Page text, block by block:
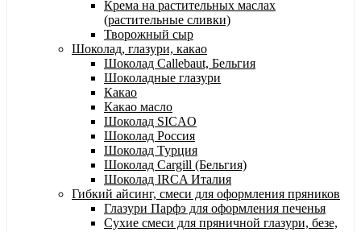
Крема на растительных маслах
(растительные сливки)
Творожный сыр
Шоколад, глазури, какао
Шоколад Callebaut, Бельгия
Шоколадные глазури
Какао
Какао масло
Шоколад SICAO
Шоколад Россия
Шоколад Турция
Шоколад Cargill (Бельгия)
Шоколад IRCA Италия
Гибкий айсинг, смеси для оформления пряников
Глазури Парфэ для оформления печенья
Сухие смеси для пряничной глазури, безе,